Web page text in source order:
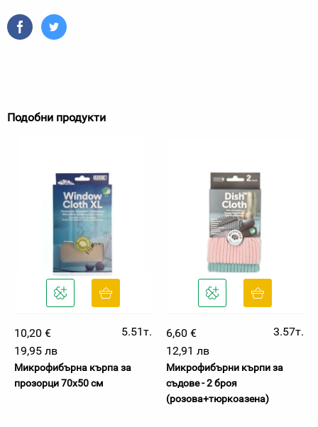
Подобни продукти
10,20 €
5.51т.
19,95 лв
Микрофибърна кърпа за
прозорци 70х50 см
6,60 €
3.57т.
12,91 лв
Микрофибърни кърпи за
съдове - 2 броя
(розова+тюркоазена)